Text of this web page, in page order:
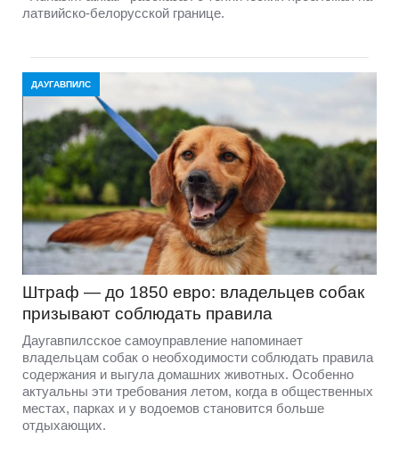
латвийско-белорусской границе.
ДАУГАВПИЛС
Штраф — до 1850 евро: владельцев собак
призывают соблюдать правила
Даугавпилсское самоуправление напоминает
владельцам собак о необходимости соблюдать правила
содержания и выгула домашних животных. Особенно
актуальны эти требования летом, когда в общественных
местах, парках и у водоемов становится больше
отдыхающих.